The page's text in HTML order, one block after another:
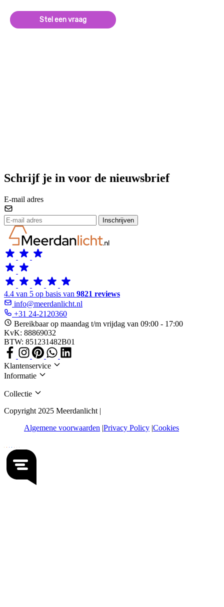
Stel een vraag
Schrijf je in voor de nieuwsbrief
E-mail adres
Inschrijven
4.4 van 5 op basis van 9821 reviews
info@meerdanlicht.nl
+31 24-2120360
Bereikbaar op maandag t/m vrijdag van 09:00 - 17:00
KvK: 88869032
BTW: 851231482B01
Klantenservice
Informatie
Collectie
Copyright 2025 Meerdanlicht |
Algemene voorwaarden Privacy Policy Cookies